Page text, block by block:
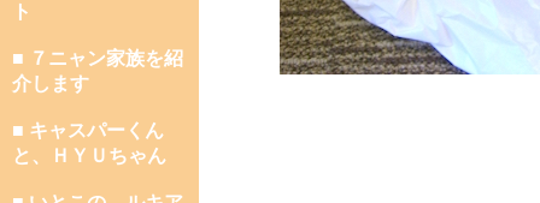
ト
■ ７ニャン家族を紹
介します
■ キャスパーくん
と、ＨＹＵちゃん